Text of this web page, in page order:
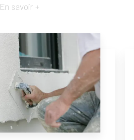
En savoir +